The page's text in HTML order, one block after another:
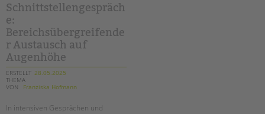
die
kinder:
an
kai
wegner
Schnittstellengespräch
e:
Bereichsübergreifende
r Austausch auf
Augenhöhe
ERSTELLT 28.05.2025
THEMA
VON
Franziska Hofmann
In intensiven Gesprächen und